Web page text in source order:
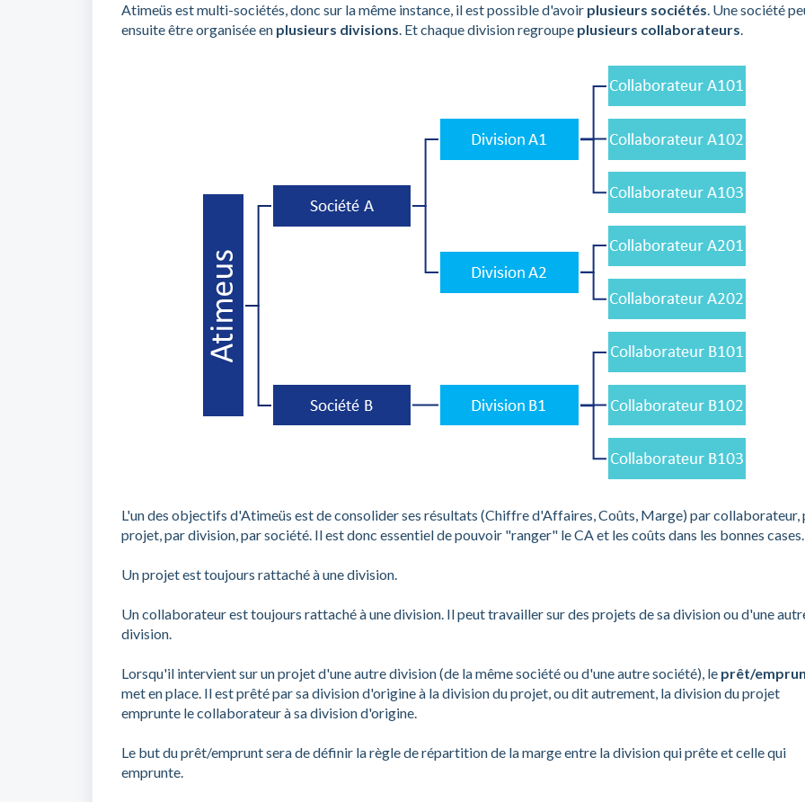
Atimeüs est multi-sociétés, donc sur la même instance, il est possible d'avoir plusieurs sociétés. Une société
ensuite être organisée en plusieurs divisions. Et chaque division regroupe plusieurs collaborateurs.
L'un des objectifs d'Atimeüs est de consolider ses résultats (Chiffre d'Affaires, Coûts, Marge) par collaborateur,
projet, par division, par société. Il est donc essentiel de pouvoir "ranger" le CA et les coûts dans les bonnes cases.
Un projet est toujours rattaché à une division.
Un collaborateur est toujours rattaché à une division. Il peut travailler sur des projets de sa division ou d'une
division.
Lorsqu'il intervient sur un projet d'une autre division (de la même société ou d'une autre société), le prêt/
met en place. Il est prêté par sa division d'origine à la division du projet, ou dit autrement, la division du projet
emprunte le collaborateur à sa division d'origine.
Le but du prêt/emprunt sera de définir la règle de répartition de la marge entre la division qui prête et celle qui
emprunte.